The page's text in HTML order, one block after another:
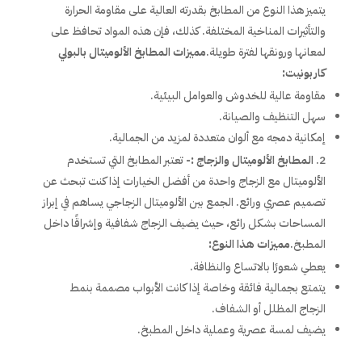
يتميز هذا النوع من المطابخ بقدرته العالية على مقاومة الحرارة
والتأثيرات المناخية المختلفة. كذلك، فإن هذه المواد تحافظ على
لمعانها ورونقها لفترة طويلة.مميزات المطابخ الألوميتال بالبولي
كاربونيت:
مقاومة عالية للخدوش والعوامل البيئية.
سهل التنظيف والصيانة.
إمكانية دمجه مع ألوان متعددة لمزيد من الجمالية.
المطابخ الألوميتال والزجاج :-تعتبر المطابخ التي تستخدم
الألوميتال مع الزجاج واحدة من أفضل الخيارات إذا كنت تبحث عن
تصميم عصري ورائع. الجمع بين الألوميتال الزجاجي يساهم في إبراز
المساحات بشكل رائع، حيث يضيف الزجاج شفافية وإشراقًا داخل
المطبخ.مميزات هذا النوع:
يعطي شعورًا بالاتساع والنظافة.
يتمتع بجمالية فائقة وخاصة إذا كانت الأبواب مصممة بنمط
الزجاج المظلل أو الشفاف.
يضيف لمسة عصرية وعملية داخل المطبخ.